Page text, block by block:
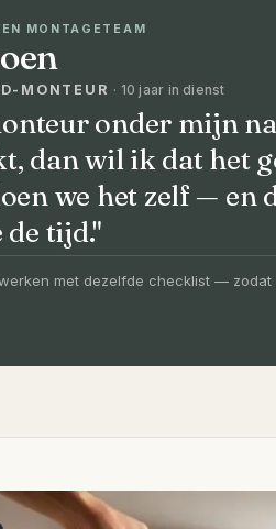
MONTAGETEAM
MONTEUR · 10 jaar in dienst
onder mijn
dan wil ik dat het
we het zelf — en
de tijd."
met dezelfde checklist —
→ NA
badkamer,
in